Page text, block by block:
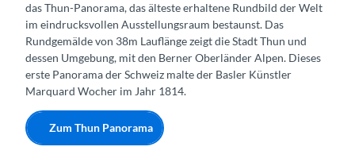
das Thun-Panorama, das älteste erhaltene Rundbild der Welt
im eindrucksvollen Ausstellungsraum bestaunst. Das
Rundgemälde von 38m Lauflänge zeigt die Stadt Thun und
dessen Umgebung, mit den Berner Oberländer Alpen. Dieses
erste Panorama der Schweiz malte der Basler Künstler
Marquard Wocher im Jahr 1814.
Zum Thun Panorama